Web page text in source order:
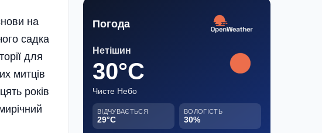
на
садка
для
митців
років
Погода
Нетішин
30°C
Чисте Небо
ВІДЧУВАЄТЬСЯ
29°C
ВОЛОГІСТЬ
30%